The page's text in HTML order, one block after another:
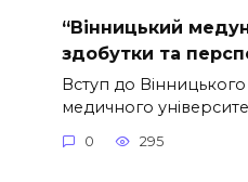
“Вінницький
здобутки та
Вступ до
медичного
0 295